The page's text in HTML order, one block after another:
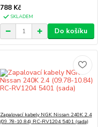
788 Kč
SKLADEM
Do košíku
Zapalovací kabely NGK Nissan 240K 2.4
(09.78-10.84) RC-RV1204 5401 (sada)